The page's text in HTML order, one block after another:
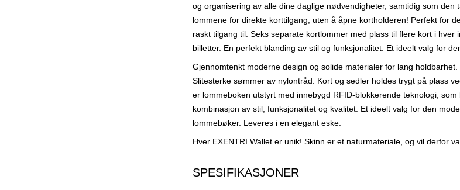
og organisering av alle dine daglige nødvendigheter, samtidig som
lommene for direkte korttilgang, uten å åpne kortholderen! Perfekt for
raskt tilgang til. Seks separate kortlommer med plass til flere kort i
billetter. En perfekt blanding av stil og funksjonalitet. Et ideelt valg for
Gjennomtenkt moderne design og solide materialer for lang
Slitesterke sømmer av nylontråd. Kort og sedler holdes trygt på plass
er lommeboken utstyrt med innebygd RFID-blokkerende teknologi,
kombinasjon av stil, funksjonalitet og kvalitet. Et ideelt valg for den
lommebøker. Leveres i en elegant eske.
Hver EXENTRI Wallet er unik! Skinn er et naturmateriale, og vil derfor
SPESIFIKASJONER